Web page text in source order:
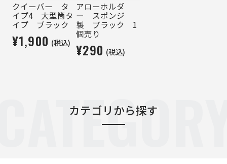
クイーバー タ
イプ4 大型筒タ
イプ ブラック
¥1,900 (税込)
アローホルダ
ー スポンジ
製 ブラック 1
個売り
¥290 (税込)
カテゴリから探す